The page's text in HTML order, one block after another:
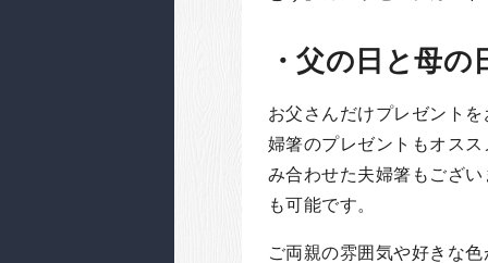
・父の日と母
お父さんだけプレゼント
婦箸のプレゼントもオス
み合わせた夫婦箸もござ
も可能です。
ご両親の雰囲気や好きな